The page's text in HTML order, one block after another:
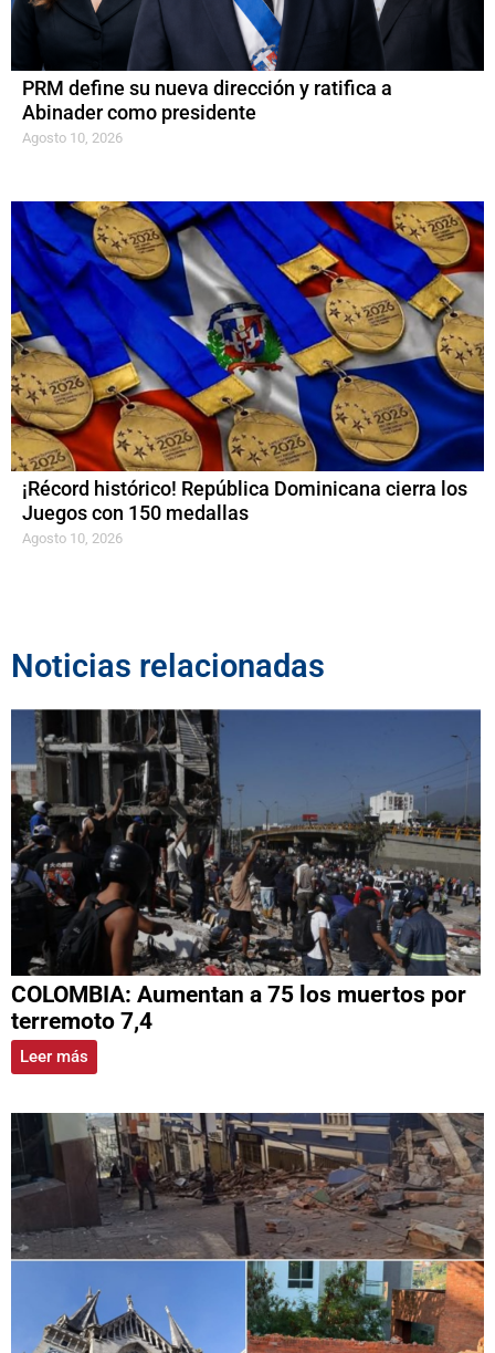
PRM define su nueva dirección y ratifica a
Abinader como presidente
Agosto 10, 2026
¡Récord histórico! República Dominicana cierra los
Juegos con 150 medallas
Agosto 10, 2026
Noticias relacionadas
COLOMBIA: Aumentan a 75 los muertos por
terremoto 7,4
Leer más